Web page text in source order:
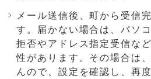
メール送信後、町から受信
す。届かない場合は、パソ
拒否やアドレス指定受信な
性があります。その場合は
んので、設定を確認し、再